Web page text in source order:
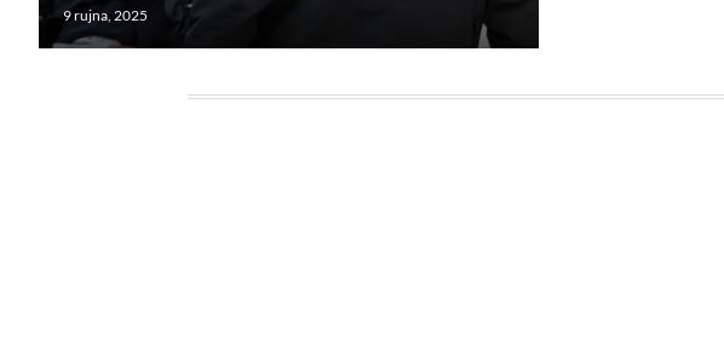
9 rujna, 2025